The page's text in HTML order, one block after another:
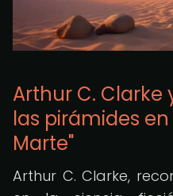
Arthur C.
las pirámides
Marte"
Arthur C. Clarke,